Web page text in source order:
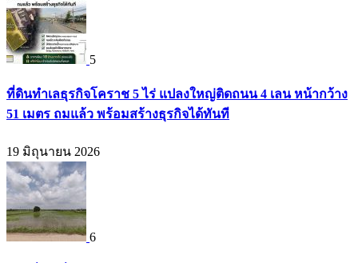
5
ที่ดินทำเลธุรกิจโคราช 5 ไร่ แปลงใหญ่ติดถนน 4 เลน หน้ากว้าง
51 เมตร ถมแล้ว พร้อมสร้างธุรกิจได้ทันที
19 มิถุนายน 2026
6